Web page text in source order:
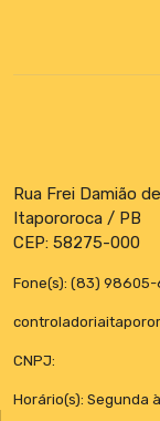
Rua Frei Damião
Itapororoca / PB
CEP: 58275-000
Fone(s): (83)
CNPJ:
Horário(s): Segunda